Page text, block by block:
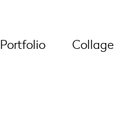
Portfolio Collage